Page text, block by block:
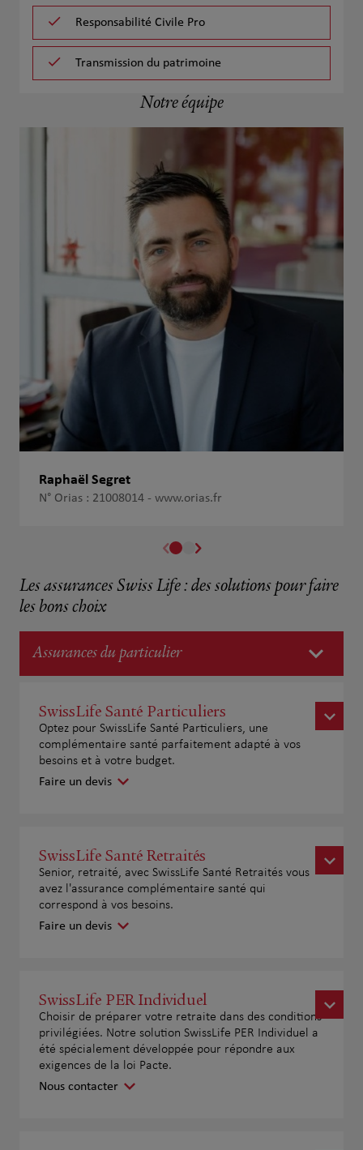
Responsabilité Civile Pro
Transmission du patrimoine
Notre équipe
Raphaël Segret
N° Orias : 21008014 - www.orias.fr
Les assurances Swiss Life : des solutions pour faire
les bons choix
Assurances du particulier
SwissLife Santé Particuliers
Optez pour SwissLife Santé Particuliers, une
complémentaire santé parfaitement adapté à vos
besoins et à votre budget.
Faire un devis
SwissLife Santé Retraités
Senior, retraité, avec SwissLife Santé Retraités vous
avez l'assurance complémentaire santé qui
correspond à vos besoins.
Faire un devis
SwissLife PER Individuel
Choisir de préparer votre retraite dans des conditions
privilégiées. Notre solution SwissLife PER Individuel a
été spécialement développée pour répondre aux
exigences de la loi Pacte.
Nous contacter